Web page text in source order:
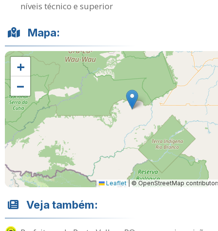
níveis técnico e superior
Mapa:
+
−
Leaflet © OpenStreetMap
Veja também: